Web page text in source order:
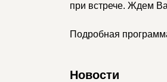
при встрече. Ждем
Подробная
Новости